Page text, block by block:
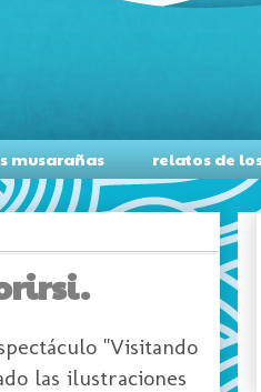
musarañas relatos de
"Visitando
las ilustraciones